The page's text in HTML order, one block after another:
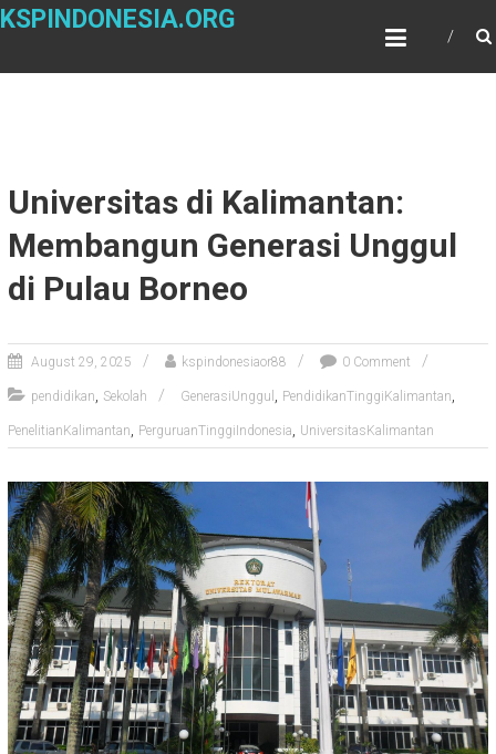
Skip
KSPINDONESIA.ORG
Universitas di Kalimantan:
Membangun Generasi Unggul
di Pulau Borneo
August 29, 2025 kspindonesiaor88 0 Comment
pendidikan, Sekolah GenerasiUnggul , PendidikanTinggiKalimantan,
PenelitianKalimantan, PerguruanTinggiIndonesia, UniversitasKalimantan